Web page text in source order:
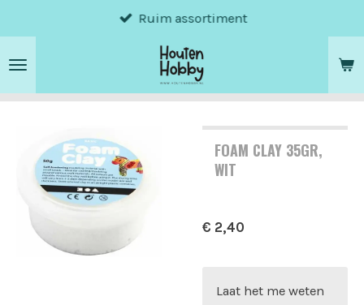
direct
naar
Ruim assortiment
FOAM CLAY 35GR,
WIT
€ 2,40
Laat het me weten